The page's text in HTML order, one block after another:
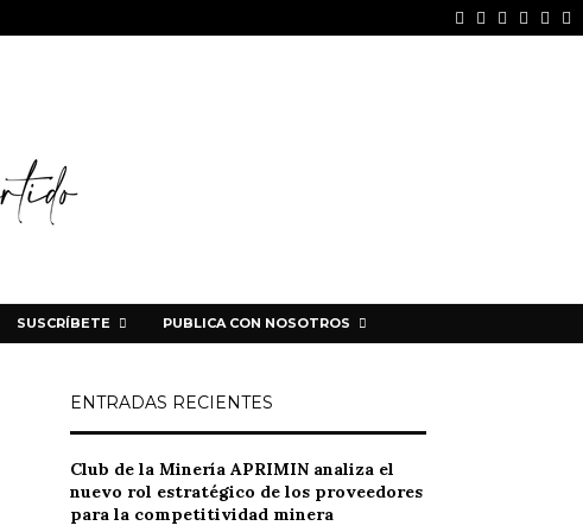
Facebook
Instagram
Linkedin
SUSCRÍBETE PUBLICA CON NOSOTROS
ENTRADAS RECIENTES
Club de la Minería APRIMIN analiza el
nuevo rol estratégico de los proveedores
para la competitividad minera